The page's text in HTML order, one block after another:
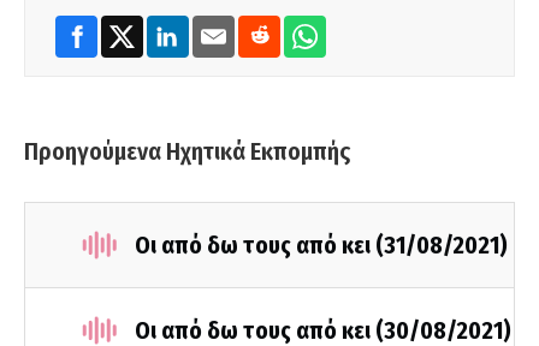
Προηγούμενα Ηχητικά Εκπομπής
Οι από δω τους από κει (31/08/2021)
Οι από δω τους από κει (30/08/2021)